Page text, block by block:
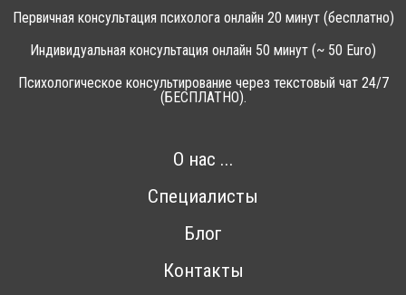
Первичная консультация психолога онлайн 20 минут (бесплатно)
Индивидуальная консультация онлайн 50 минут (~ 50 Euro)
Психологическое консультирование через текстовый чат 24/7
(БЕСПЛАТНО).
О нас ...
Специалисты
Блог
Контакты